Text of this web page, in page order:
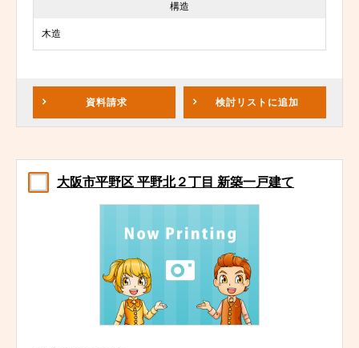
構造
木造
資料請求 検討リスト に追加
大阪市平野区 平野北２丁目 新築一戸建て